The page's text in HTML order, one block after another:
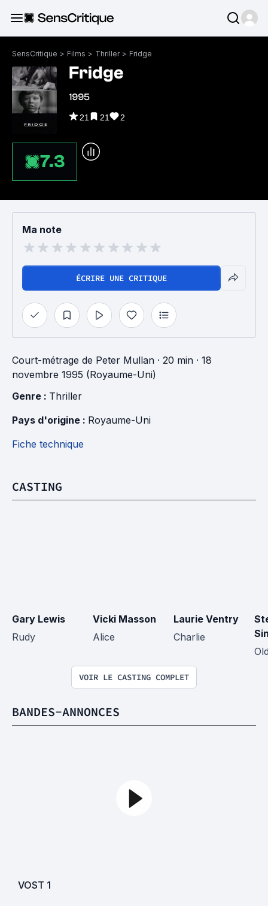
SensCritique > Films > Thriller > Fridge
Fridge
1995
21 21 2
7.3
Ma note
ÉCRIRE UNE CRITIQUE
Court-métrage de Peter Mullan · 20 min · 18
novembre 1995 (Royaume-Uni)
Genre : Thriller
Pays d'origine : Royaume-Uni
Fiche technique
CASTING
Gary Lewis
Rudy
Vicki Masson
Alice
Laurie Ventry
Charlie
VOIR LE CASTING COMPLET
BANDES-ANNONCES
VOST 1